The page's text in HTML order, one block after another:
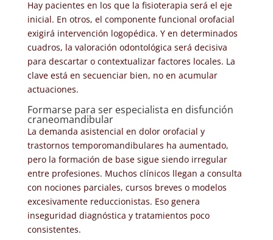
Hay pacientes en los que la fisioterapia será el eje
inicial. En otros, el componente funcional orofacial
exigirá intervención logopédica. Y en determinados
cuadros, la valoración odontológica será decisiva
para descartar o contextualizar factores locales. La
clave está en secuenciar bien, no en acumular
actuaciones.
Formarse para ser especialista en disfunción
craneomandibular
La demanda asistencial en dolor orofacial y
trastornos temporomandibulares ha aumentado,
pero la formación de base sigue siendo irregular
entre profesiones. Muchos clínicos llegan a consulta
con nociones parciales, cursos breves o modelos
excesivamente reduccionistas. Eso genera
inseguridad diagnóstica y tratamientos poco
consistentes.